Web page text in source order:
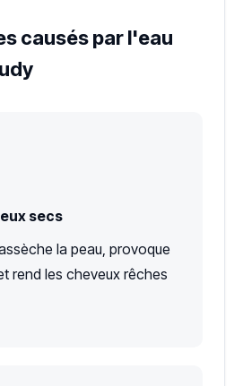
causés par l'eau
secs
la peau, provoque
rend les cheveux rêches